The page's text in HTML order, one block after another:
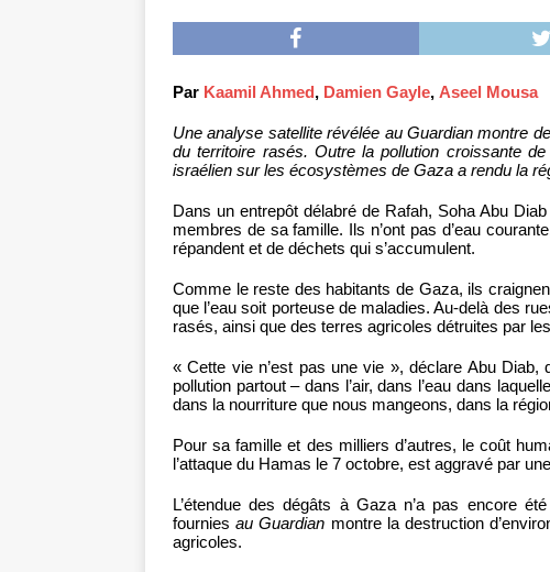
Par Kaamil Ahmed, Damien Gayle, Aseel Mousa
Une analyse satellite révélée au Guardian montre
du territoire rasés. Outre la pollution croissante
israélien sur les écosystèmes de Gaza a rendu la
Dans un entrepôt délabré de Rafah, Soha Abu
membres de sa famille. Ils n’ont pas d’eau
répandent et de déchets qui s’accumulent.
Comme le reste des habitants de Gaza, ils
que l’eau soit porteuse de maladies. Au-delà des
rasés, ainsi que des terres agricoles détruites par
« Cette vie n’est pas une vie », déclare Abu
pollution partout – dans l’air, dans l’eau dans
dans la nourriture que nous mangeons, dans la
Pour sa famille et des milliers d’autres, le coût
l’attaque du Hamas le 7 octobre, est aggravé par
L’étendue des dégâts à Gaza n’a pas encore
fourniesau Guardian montre la destruction
agricoles.